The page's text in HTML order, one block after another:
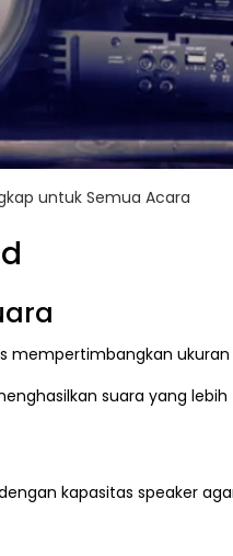
untuk Semua Acara
suara yang
kapasitas speaker